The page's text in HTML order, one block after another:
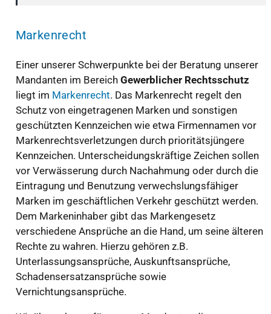
Markenrecht
Einer unserer Schwerpunkte bei der Beratung unserer
Mandanten im Bereich Gewerblicher Rechtsschutz
liegt im Markenrecht. Das Markenrecht regelt den
Schutz von eingetragenen Marken und sonstigen
geschützten Kennzeichen wie etwa Firmennamen vor
Markenrechtsverletzungen durch prioritätsjüngere
Kennzeichen. Unterscheidungskräftige Zeichen sollen
vor Verwässerung durch Nachahmung oder durch die
Eintragung und Benutzung verwechslungsfähiger
Marken im geschäftlichen Verkehr geschützt werden.
Dem Markeninhaber gibt das Markengesetz
verschiedene Ansprüche an die Hand, um seine älteren
Rechte zu wahren. Hierzu gehören z.B.
Unterlassungsansprüche, Auskunftsansprüche,
Schadensersatzansprüche sowie
Vernichtungsansprüche.